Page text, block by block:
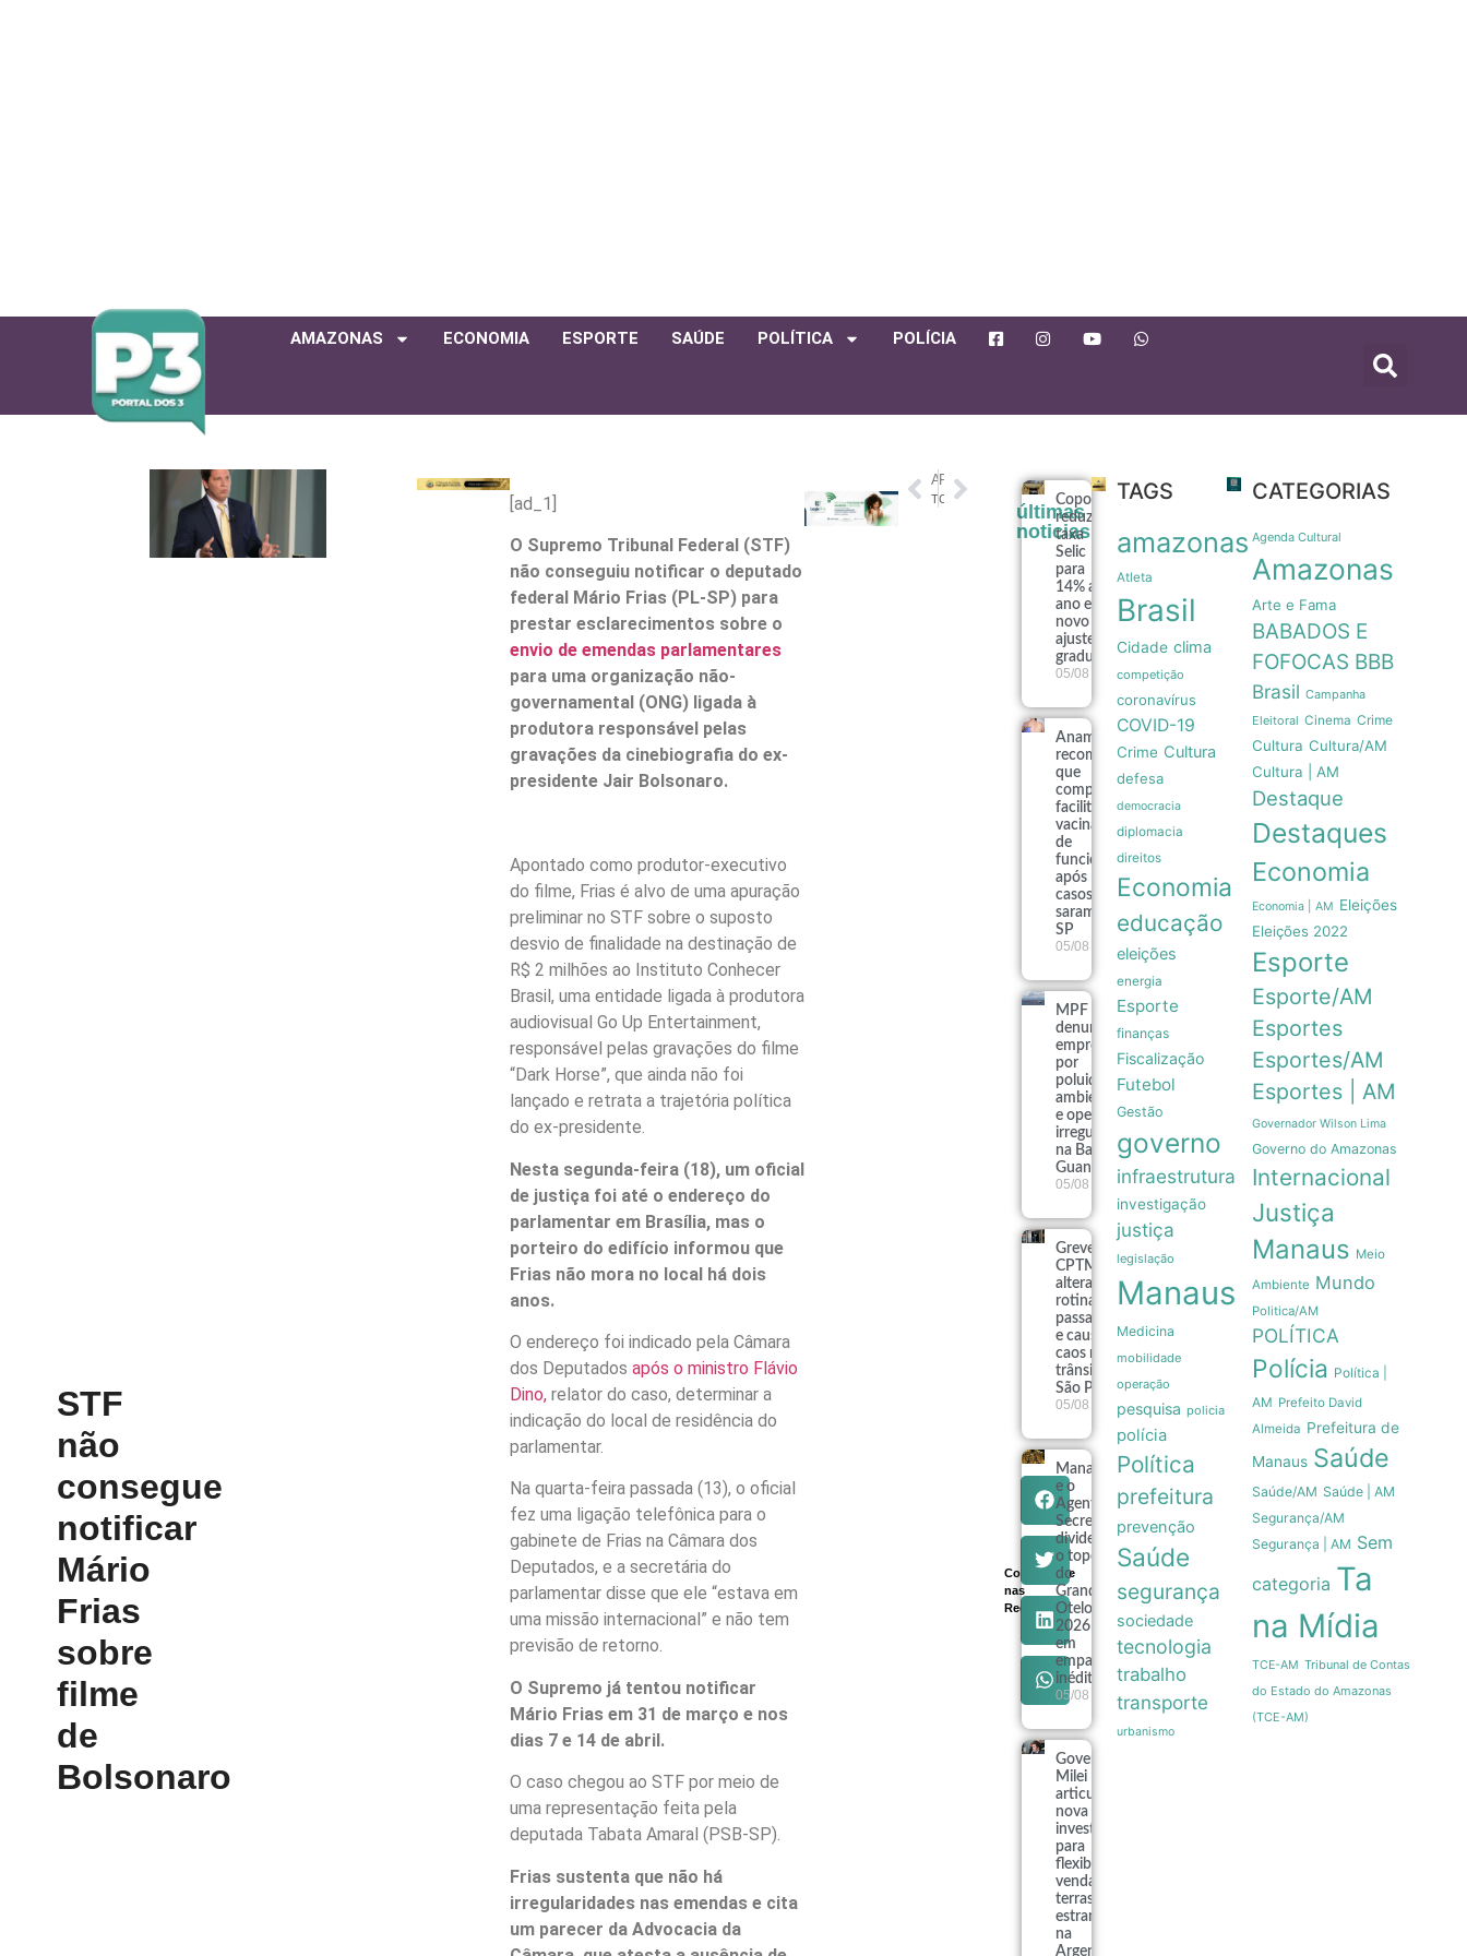
AMAZONAS ECONOMIA ESPORTE SAÚDE POLÍTICA POLÍCIA
STF
não
consegue
notificar
Mário
Frias
sobre
filme
de
Bolsonaro
[ad_1]
O Supremo Tribunal Federal (STF)
não conseguiu notificar o deputado
federal Mário Frias (PL-SP) para
prestar esclarecimentos sobre o
envio de emendas parlamentares
para uma organização não-
governamental (ONG) ligada à
produtora responsável pelas
gravações da cinebiografia do ex-
presidente Jair Bolsonaro.
Apontado como produtor-executivo
do filme, Frias é alvo de uma apuração
preliminar no STF sobre o suposto
desvio de finalidade na destinação de
R$ 2 milhões ao Instituto Conhecer
Brasil, uma entidade ligada à produtora
audiovisual Go Up Entertainment,
responsável pelas gravações do filme
“Dark Horse”, que ainda não foi
lançado e retrata a trajetória política
do ex-presidente.
Nesta segunda-feira (18), um oficial
de justiça foi até o endereço do
parlamentar em Brasília, mas o
porteiro do edifício informou que
Frias não mora no local há dois
anos.
O endereço foi indicado pela Câmara
dos Deputados após o ministro Flávio
Dino,relator do caso, determinar a
indicação do local de residência do
parlamentar.
Na quarta-feira passada (13), o oficial
fez uma ligação telefônica para o
gabinete de Frias na Câmara dos
Deputados, e a secretária do
parlamentar disse que ele “estava em
uma missão internacional” e não tem
previsão de retorno.
O Supremo já tentou notificar
Mário Frias em 31 de março e nos
dias 7 e 14 de abril.
O caso chegou ao STF por meio de
uma representação feita pela
deputada Tabata Amaral (PSB-SP).
Frias sustenta que não há
irregularidades nas emendas e cita
um parecer da Advocacia da
ANTERIOR
Três brasileiras da flotilha rumo a Gaza são detidas por Israel
PRÓXIMO
CCJ da Câmara adia análise de PEC sobre redução da maioridade penal
Compartilhe
nas
Redes
últimas
noticias
Copom
reduz
taxa
Selic
para
14% ao
ano em
novo
ajuste
gradual
05/08
Anamt
recomenda
que
companhias
facilitem
vacinação
de
funcionários
após 16
casos de
sarampo em
SP
05/08
MPF
denuncia
empresas
por
poluição
ambiental
e operação
irregular
na Baía de
Guanabara
05/08
Greve da
CPTM
altera
rotina de
passageiros
e causa
caos no
trânsito de
São Paulo
05/08
Manas
e o
Agente
Secreto
dividem
o topo
do
Grande
Otelo
2026
em
empate
inédito
05/08
Governo
Milei
articula
nova
investida
para
flexibilizar
venda de
terras a
estrangeiros
na
Argentina
TAGS
amazonas
Atleta
Brasil
Cidade clima
competição
coronavírus
COVID-19
Crime Cultura
defesa
democracia
diplomacia
direitos
Economia
educação
eleições
energia
Esporte
finanças
Fiscalização
Futebol
Gestão
governo
infraestrutura
investigação
justiça
legislação
Manaus
Medicina
mobilidade
operação
pesquisa policia
polícia
Política
prefeitura
prevenção
Saúde
segurança
sociedade
tecnologia
trabalho
transporte
urbanismo
CATEGORIAS
Agenda Cultural
Amazonas
Arte e Fama
BABADOS E
FOFOCAS BBB
Brasil Campanha
Eleitoral Cinema Crime
Cultura Cultura/AM
Cultura | AM
Destaque
Destaques
Economia
Economia | AM Eleições
Eleições 2022
Esporte
Esporte/AM
Esportes
Esportes/AM
Esportes | AM
Governador Wilson Lima
Governo do Amazonas
Internacional
Justiça
Manaus Meio
Ambiente Mundo
Politica/AM
POLÍTICA
Polícia Política |
AM Prefeito David
Almeida Prefeitura de
Manaus Saúde
Saúde/AM Saúde | AM
Segurança/AM
Segurança | AM Sem
categoria Ta
na Mídia
TCE-AM Tribunal de Contas
do Estado do Amazonas
(TCE-AM)